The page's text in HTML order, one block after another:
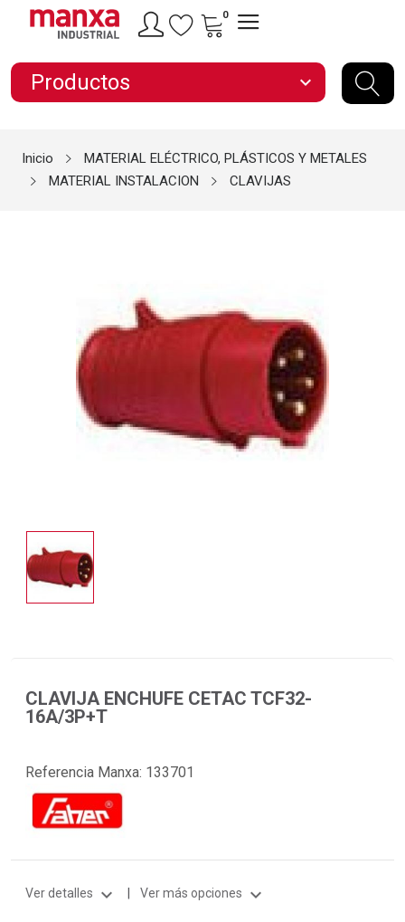
0
Productos expand_more
Inicio
MATERIAL ELÉCTRICO, PLÁSTICOS Y METALES
MATERIAL INSTALACION
CLAVIJAS
CLAVIJA ENCHUFE CETAC TCF32-
16A/3P+T
Referencia Manxa: 133701
Ver detalles expand_more Ver más opciones expand_more